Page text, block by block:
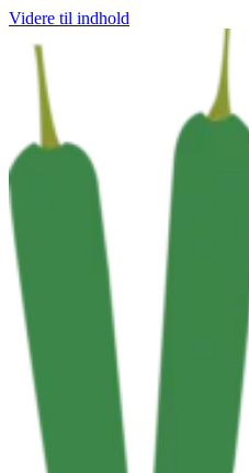
Videre til indhold